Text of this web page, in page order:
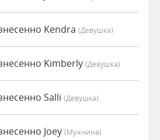
Kendra (девушка)
Kimberly (девушка)
Salli (девушка)
Joey (мужчина)